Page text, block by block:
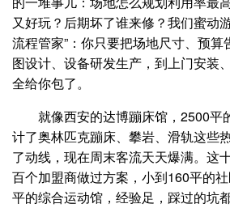
又好玩？后期坏了谁来修？我们蜜动
流程管家”：你只要把场地尺寸、预
图设计、设备研发生产，到上门安装
全给你包了。
就像西安的达博蹦床馆，2500平
计了奥林匹克蹦床、攀岩、滑轨这些
了动线，现在周末客流天天爆满。这
百个加盟商做过方案，小到160平的
平的综合运动馆，经验足，踩过的坑